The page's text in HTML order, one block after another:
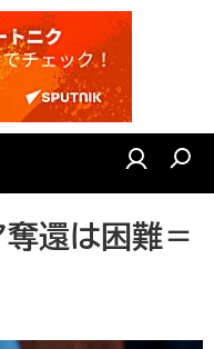
還は困難＝